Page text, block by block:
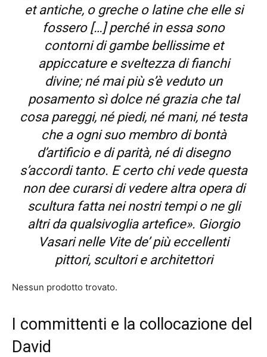
et antiche, o greche o latine che elle si
fossero […] perché in essa sono
contorni di gambe bellissime et
appiccature e sveltezza di fianchi
divine; né mai più s’è veduto un
posamento sì dolce né grazia che tal
cosa pareggi, né piedi, né mani, né testa
che a ogni suo membro di bontà
d’artificio e di parità, né di disegno
s’accordi tanto. E certo chi vede questa
non dee curarsi di vedere altra opera di
scultura fatta nei nostri tempi o ne gli
altri da qualsivoglia artefice». Giorgio
Vasari nelle Vite de’ più eccellenti
pittori, scultori e architettori
Nessun prodotto trovato.
I committenti e la collocazione del
David